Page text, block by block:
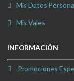
Mis Datos
Mis Vales
INFORMACIÓN
Promociones